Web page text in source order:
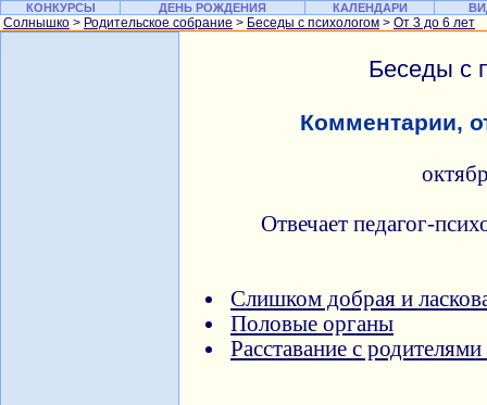
КОНКУРСЫ ДЕНЬ РОЖДЕНИЯ КАЛЕНДАРИ
Солнышко > Родительское собрание > Беседы с психологом > От 3 до 6 лет
Беседы с
Комментарии,
Отвечает педагог-
Слишком добрая и
Половые органы
Расставание с